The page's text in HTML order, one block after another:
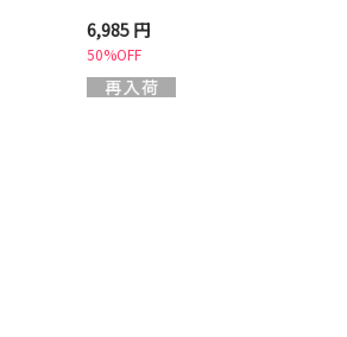
6,985 円
50%OFF